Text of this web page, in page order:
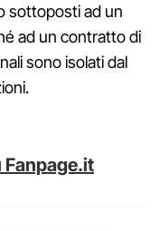
sottoposti ad un
ad un contratto di
sono isolati dal
Fanpage.it